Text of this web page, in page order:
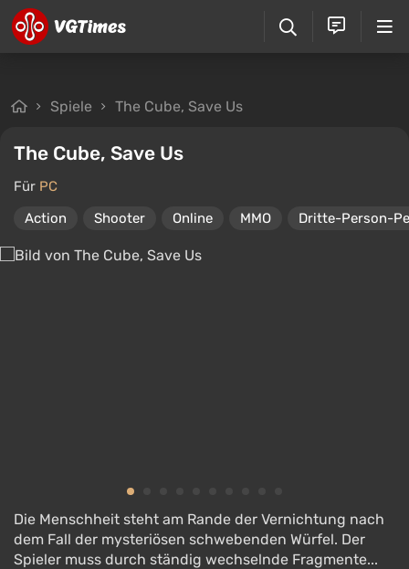
Spiele The Cube, Save Us
The Cube, Save Us
Für PC
Action
Shooter Online MMO Dritte-Person-
Die Menschheit steht am Rande der Vernichtung nach
dem Fall der mysteriösen schwebenden Würfel. Der
Spieler muss durch ständig wechselnde Fragmente...